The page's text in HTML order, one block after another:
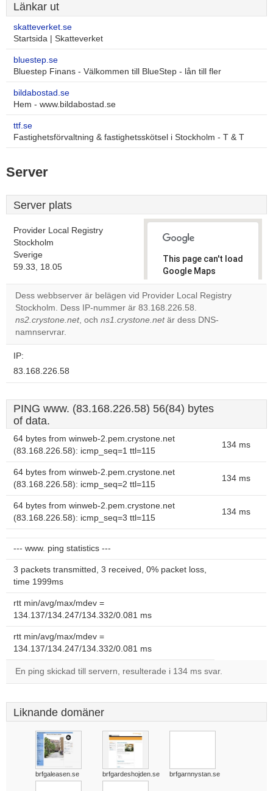
Länkar ut
skatteverket.se
Startsida | Skatteverket
bluestep.se
Bluestep Finans - Välkommen till BlueStep - lån till fler
bildabostad.se
Hem - www.bildabostad.se
ttf.se
Fastighetsförvaltning & fastighetsskötsel i Stockholm - T & T
Server
Server plats
Provider Local Registry
Stockholm
Sverige
59.33, 18.05
This page can't load
Google Maps
correctly.
Do you
own this
Dess webbserver är belägen vid Provider Local Registry
Stockholm. Dess IP-nummer är 83.168.226.58.
ns2.crystone.net, och ns1.crystone.netär dess DNS-
namnservrar.
IP:
83.168.226.58
PING www. (83.168.226.58) 56(84) bytes
of data.
64 bytes from winweb-2.pem.crystone.net
(83.168.226.58): icmp_seq=1 ttl=115
134 ms
64 bytes from winweb-2.pem.crystone.net
(83.168.226.58): icmp_seq=2 ttl=115
134 ms
64 bytes from winweb-2.pem.crystone.net
(83.168.226.58): icmp_seq=3 ttl=115
134 ms
--- www. ping statistics ---
3 packets transmitted, 3 received, 0% packet loss,
time 1999ms
rtt min/avg/max/mdev =
134.137/134.247/134.332/0.081 ms
rtt min/avg/max/mdev =
134.137/134.247/134.332/0.081 ms
En ping skickad till servern, resulterade i 134 ms svar.
Liknande domäner
brfgaleasen.se brfgardeshojden.se brfgarnnystan.se